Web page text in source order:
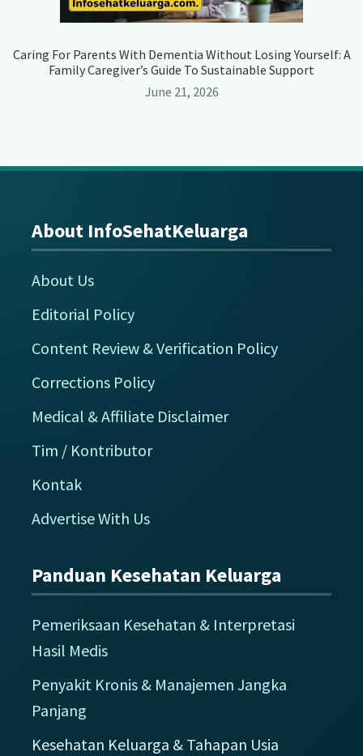
Caring For Parents With Dementia Without Losing Yourself: A
Family Caregiver’s Guide To Sustainable Support
June 21, 2026
Footer
About InfoSehatKeluarga
About Us
Editorial Policy
Content Review & Verification Policy
Corrections Policy
Medical & Affiliate Disclaimer
Tim / Kontributor
Kontak
Advertise With Us
Panduan Kesehatan Keluarga
Pemeriksaan Kesehatan & Interpretasi
Hasil Medis
Penyakit Kronis & Manajemen Jangka
Panjang
Kesehatan Keluarga & Tahapan Usia